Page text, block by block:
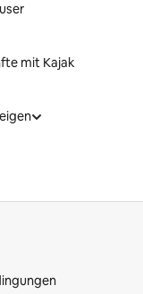
mit Kajak